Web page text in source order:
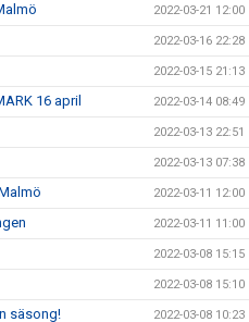
2022-03-21 12:00
2022-03-16 22:28
2022-03-15 21:13
16 april 2022-03-14 08:49
2022-03-13 22:51
2022-03-13 07:38
2022-03-11 12:00
2022-03-11 11:00
2022-03-08 15:15
2022-03-08 15:10
säsong! 2022-03-08 10:23